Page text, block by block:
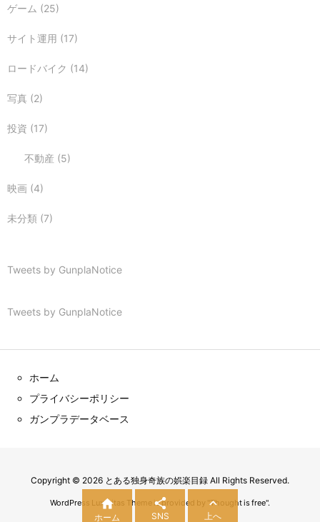
ゲーム (25)
サイト運用 (17)
ロードバイク (14)
写真 (2)
投資 (17)
不動産 (5)
映画 (4)
未分類 (7)
Tweets by GunplaNotice
Tweets by GunplaNotice
ホーム
プライバシーポリシー
ガンプラデータベース
Copyright © 2026 とある独身奇族の娯楽目録 All Rights Reserved.
WordPress Luxeritas Theme is provided by "Thought is free".

ホーム

SNS

上へ